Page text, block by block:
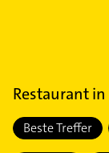
Restaurantin
Beste Treffer